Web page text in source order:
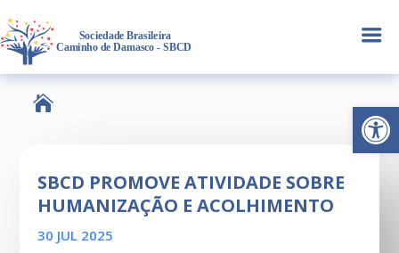
Abrir
a

SBCD PROMOVE ATIVIDADE SOBRE
HUMANIZAÇÃO E ACOLHIMENTO
30 JUL 2025